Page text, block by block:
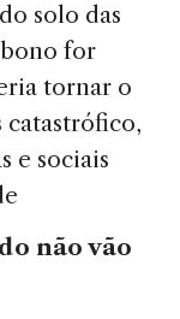
solo das
for
tornar o
catastrófico,
e sociais
não vão